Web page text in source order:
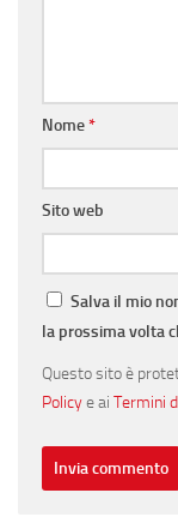
Nome*
Sito web
Salva il mio
la prossima volta
Questo sito è
Policye ai Termini